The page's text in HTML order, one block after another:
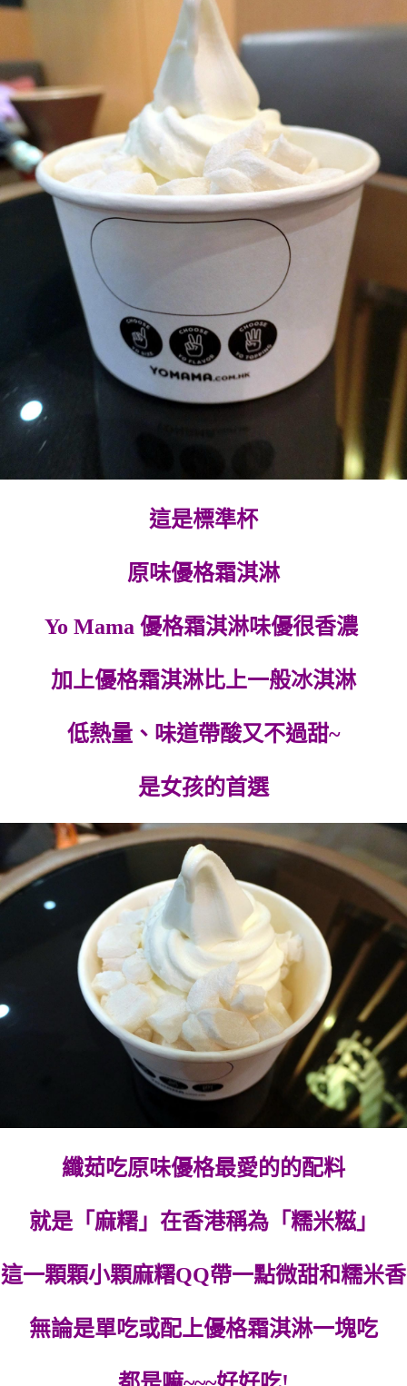
這是標準杯
原味優格霜淇淋
Yo Mama 優格霜淇淋味優很香濃
加上優格霜淇淋比上一般冰淇淋
低熱量、味道帶酸又不過甜~
是女孩的首選
纖茹吃原味優格最愛的的配料
就是「麻糬」在香港稱為「糯米糍」
這一顆顆小顆麻糬QQ帶一點微甜和糯米香
無論是單吃或配上優格霜淇淋一塊吃